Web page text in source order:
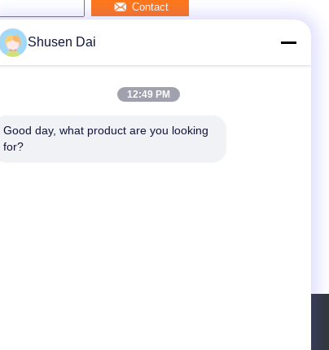
Contact
carrée
correction
Shusen Dai
12:49 PM
Good day, what product are you looking
for?